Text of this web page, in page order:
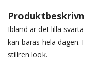
Ibland är det lilla
kan bäras hela dagen.
stillren look.